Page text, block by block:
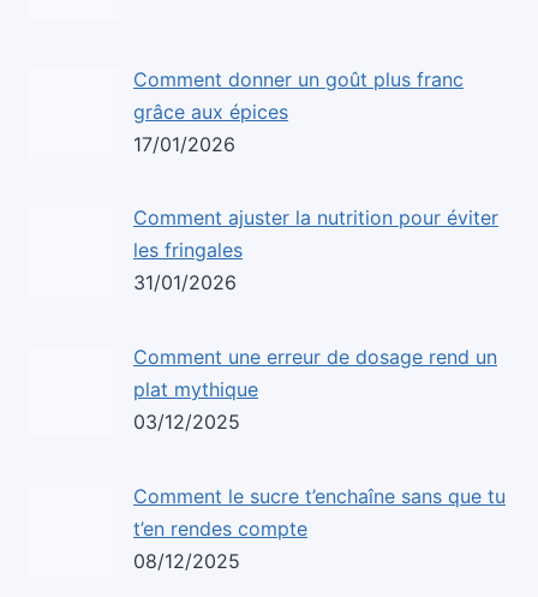
Comment donner un goût plus franc
grâce aux épices
17/01/2026
Comment ajuster la nutrition pour éviter
les fringales
31/01/2026
Comment une erreur de dosage rend un
plat mythique
03/12/2025
Comment le sucre t’enchaîne sans que tu
t’en rendes compte
08/12/2025